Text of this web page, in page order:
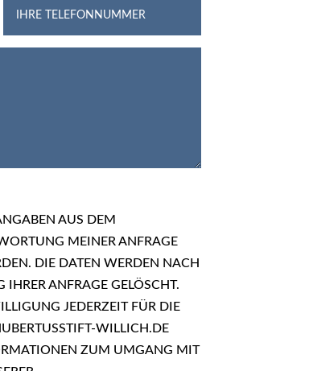
AUS DEM
MEINER ANFRAGE
DIE DATEN WERDEN NACH
IHRER ANFRAGE GELÖSCHT.
JEDERZEIT FÜR DIE
WILLICH.DE
ZUM UMGANG MIT